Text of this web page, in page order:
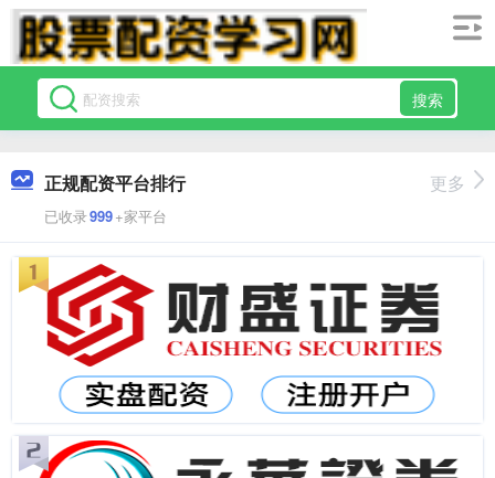
搜索
正规配资平台排行
已收录999+家平台
更多